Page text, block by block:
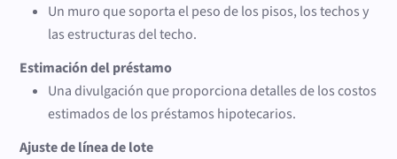
Un muro que soporta el peso de los pisos, los techos y
las estructuras del techo.
Estimación del préstamo
Una divulgación que proporciona detalles de los costos
estimados de los préstamos hipotecarios.
Ajuste de línea de lote